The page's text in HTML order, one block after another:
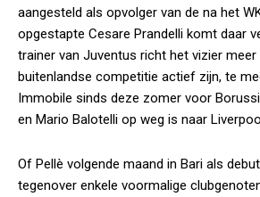
aangesteld als opvolger van de na het
opgestapte Cesare Prandelli komt daar
trainer van Juventus richt het vizier
buitenlandse competitie actief zijn, te
Immobile sinds deze zomer voor
en Mario Balotelli op weg is naar
Of Pellè volgende maand in Bari als
tegenover enkele voormalige